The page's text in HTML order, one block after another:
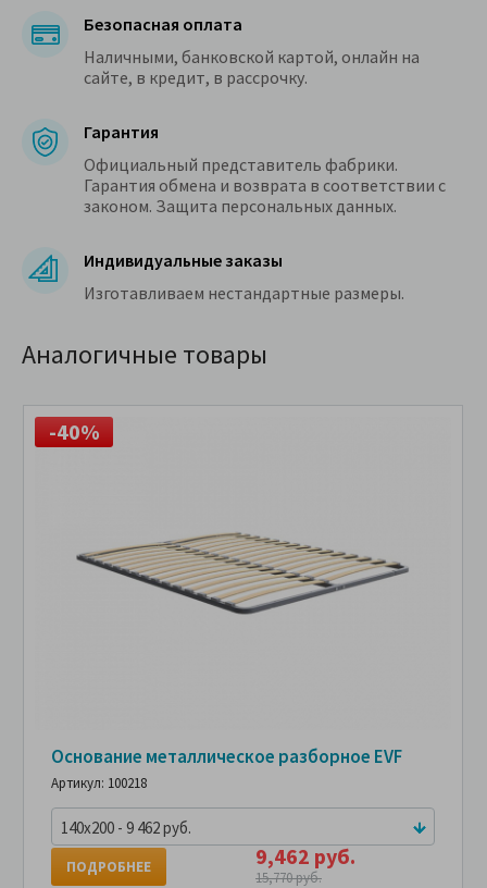
Безопасная оплата
Наличными, банковской картой, онлайн на
сайте, в кредит, в рассрочку.
Гарантия
Официальный представитель фабрики.
Гарантия обмена и возврата в соответствии с
законом. Защита персональных данных.
Индивидуальные заказы
Изготавливаем нестандартные размеры.
Аналогичные товары
-40%
Основание металлическое разборное EVF
Артикул: 100218
140x200 - 9 462 руб.
9,462 руб.
15,770 руб.
ПОДРОБНЕЕ